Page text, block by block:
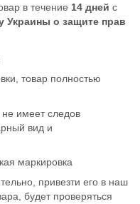
в течение 14 дней с
Украины о защите прав
товар полностью
имеет следов
вид и
маркировка
привезти его в наш
будет проверяться